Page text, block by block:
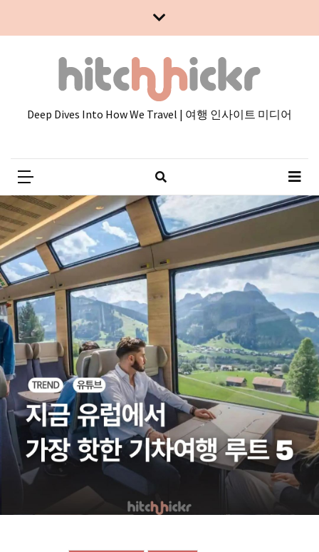
카
테
고
리
칼럼
92
인터뷰3
Deep Dives Into How We Travel | 여행 인사이트 미디어